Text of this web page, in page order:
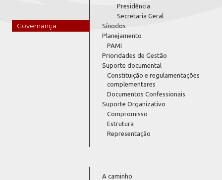
Governança
Presidência
Secretaria Geral
Sínodos
Planejamento
PAMI
Prioridades de Gestão
Suporte documental
Constituição e regulamentações
complementares
Documentos Confessionais
Suporte Organizativo
Compromisso
Estrutura
Representação
A caminho